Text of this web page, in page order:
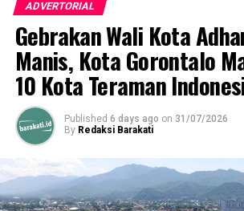
wisatawan dapat
mendorong
ekonomi masyarakat
sekitar dan
Pendapatan Asli
(PAD) Kabupaten
Bolango,” ujar
ADVERTORIAL
Gebrakan Wali Kota
Manis, Kota Gorontalo
10 Kota Teraman
Published 6 days ago on 31/07/2026
By Redaksi Barakati